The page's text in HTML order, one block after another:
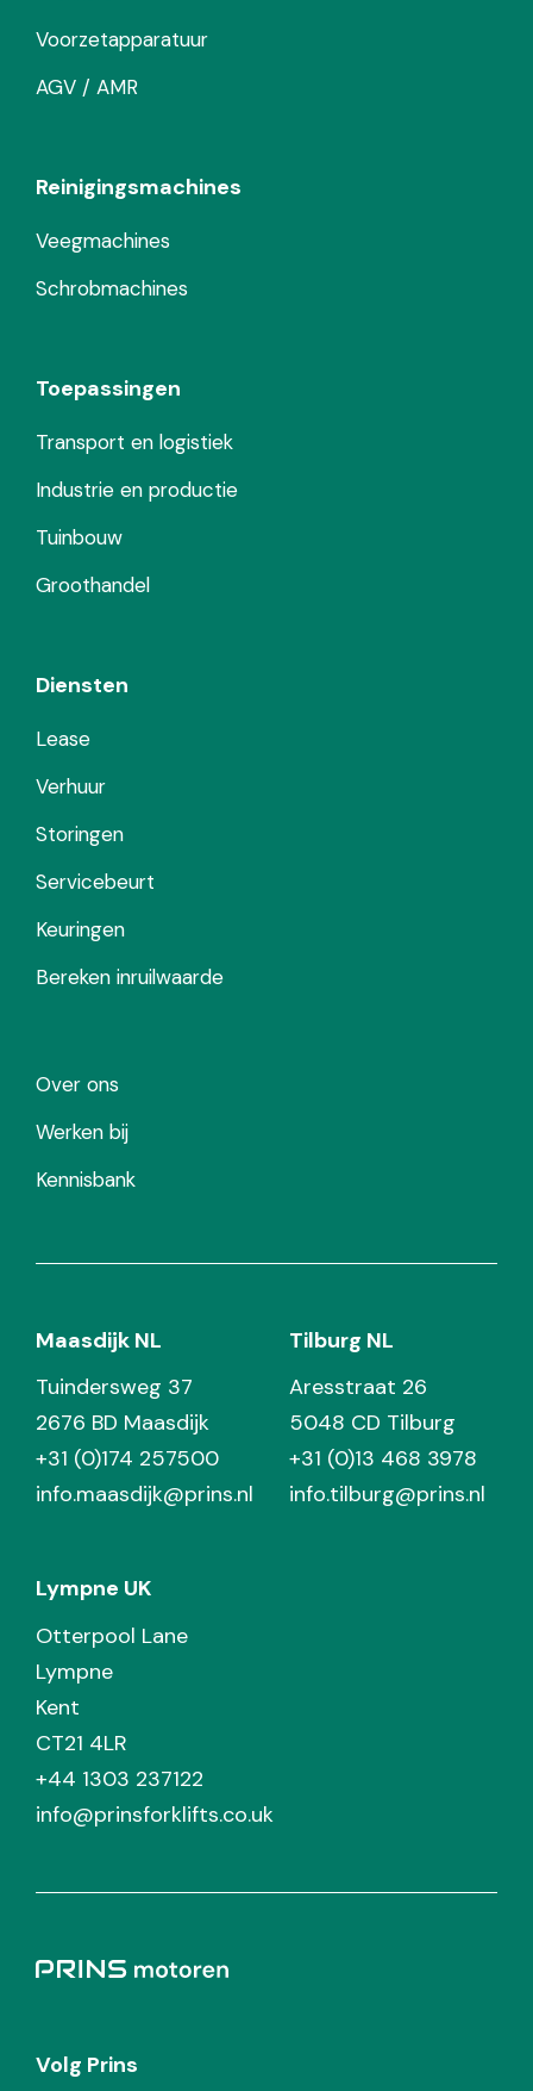
Voorzetapparatuur
AGV / AMR
Reinigingsmachines
Veegmachines
Schrobmachines
Toepassingen
Transport en logistiek
Industrie en productie
Tuinbouw
Groothandel
Diensten
Lease
Verhuur
Storingen
Servicebeurt
Keuringen
Bereken inruilwaarde
Over ons
Werken bij
Kennisbank
Maasdijk NL
Tuindersweg 37
2676 BD Maasdijk
+31 (0)174 257500
info.maasdijk@prins.nl
Tilburg NL
Aresstraat 26
5048 CD Tilburg
+31 (0)13 468 3978
info.tilburg@prins.nl
Lympne UK
Otterpool Lane
Lympne
Kent
CT21 4LR
+44 1303 237122
info@prinsforklifts.co.uk
Volg Prins